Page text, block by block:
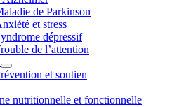
de Parkinson
et stress
dépressif
de l’attention
et soutien
nutritionnelle et fonctionnelle